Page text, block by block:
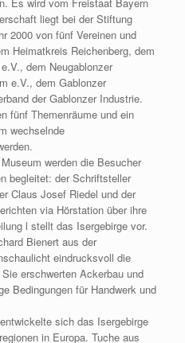
liegt bei der Stiftung
2000 von fünf Vereinen und
Heimatkreis Reichenberg, dem
dem Neugablonzer
e.V., dem Gablonzer
der Gablonzer Industrie.
fünf Themenräume und ein
wechselnde
werden die Besucher
begleitet: der Schriftsteller
Claus Josef Riedel und der
via Hörstation über ihre
l stellt das Isergebirge vor.
Bienert aus der
eindrucksvoll die
erschwerten Ackerbau und
Bedingungen für Handwerk und
sich das Isergebirge
in Europa. Tuche aus